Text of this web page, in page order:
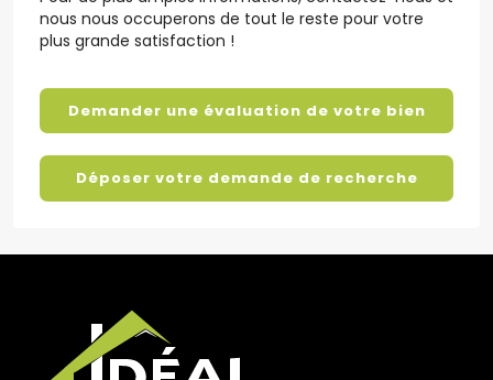
nous nous occuperons de tout le reste pour votre
plus grande satisfaction !
Demander une évaluation de votre bien
Déposer votre demande de recherche